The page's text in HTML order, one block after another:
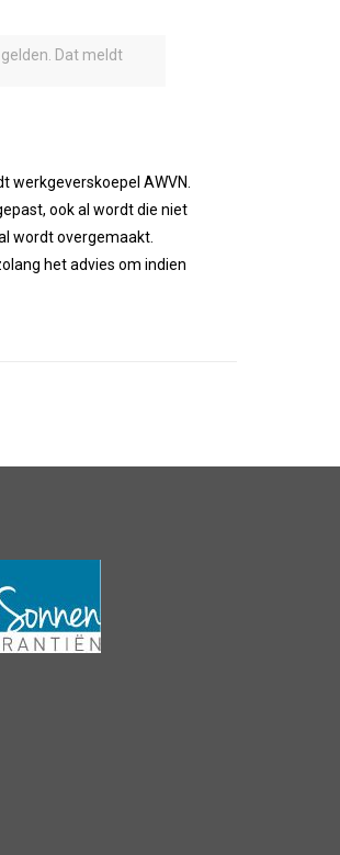
Dat meldt
AWVN.
ook al wordt die niet
wordt overgemaakt.
het advies om indien